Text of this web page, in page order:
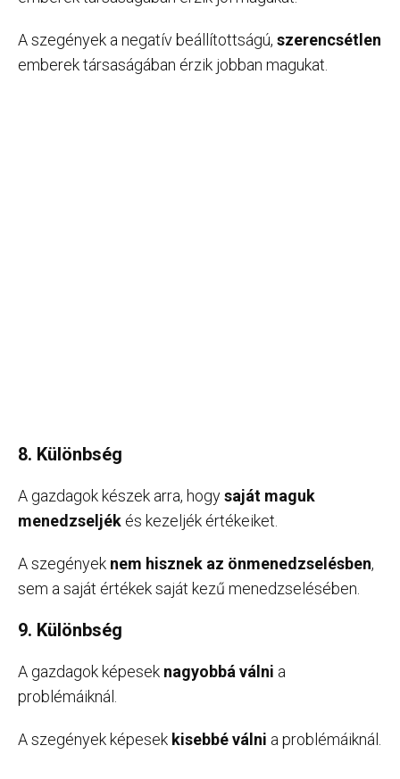
A szegények a negatív beállítottságú, szerencsétlen
emberek társaságában érzik jobban magukat.
8. Különbség
A gazdagok készek arra, hogysaját maguk
menedzseljék és kezeljék értékeiket.
A szegények nem hisznek az önmenedzselésben,
sem a saját értékek saját kezű menedzselésében.
9. Különbség
A gazdagok képesek nagyobbá válni a
problémáiknál.
A szegények képesek kisebbé válni a problémáiknál.